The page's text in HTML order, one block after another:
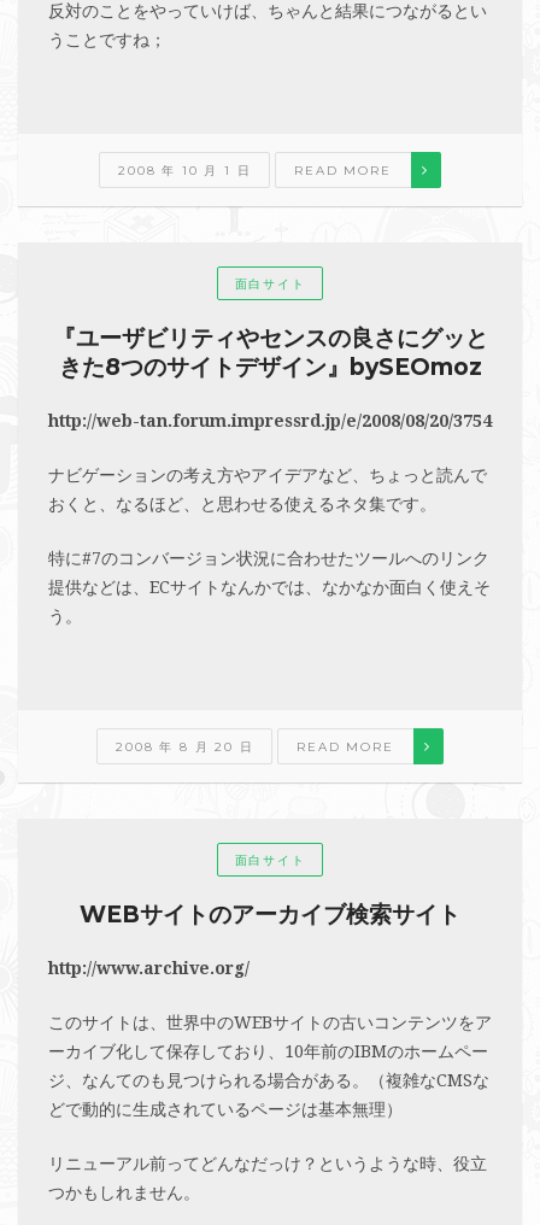
反対のことをやっていけば、ちゃんと結果につながるとい
うことですね；
2008 年 10 月 1 日 READ MORE
面白サイト
『ユーザビリティやセンスの良さにグッと
きた8つのサイトデザイン』bySEOmoz
http://web-tan.forum.impressrd.jp/e/2008/08/20/3754
ナビゲーションの考え方やアイデアなど、ちょっと読んで
おくと、なるほど、と思わせる使えるネタ集です。
特に#7のコンバージョン状況に合わせたツールへのリンク
提供などは、ECサイトなんかでは、なかなか面白く使えそ
う。
2008 年 8 月 20 日 READ MORE
面白サイト
WEBサイトのアーカイブ検索サイト
http://www.archive.org/
このサイトは、世界中のWEBサイトの古いコンテンツをア
ーカイブ化して保存しており、10年前のIBMのホームペー
ジ、なんてのも見つけられる場合がある。（複雑なCMSな
どで動的に生成されているページは基本無理）
リニューアル前ってどんなだっけ？というような時、役立
つかもしれません。